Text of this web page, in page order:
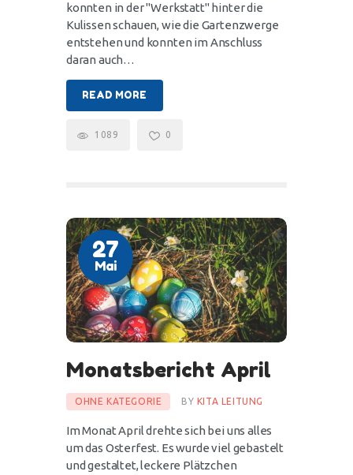
konnten in der "Werkstatt" hinter die
Kulissen schauen, wie die Gartenzwerge
entstehen und konnten im Anschluss
daran auch…
READ MORE
1089 0
27
Mai
Monatsbericht April
OHNE KATEGORIE BY KITA LEITUNG
Im Monat April drehte sich bei uns alles
um das Osterfest. Es wurde viel gebastelt
und gestaltet, leckere Plätzchen